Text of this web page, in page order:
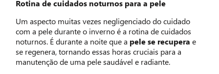
Rotina de cuidados noturnos para a pele
Um aspecto muitas vezes negligenciado do cuidado
com a pele durante o inverno é a rotina de cuidados
noturnos. É durante a noite que a pele se recupera e
se regenera, tornando essas horas cruciais para a
manutenção de uma pele saudável e radiante.